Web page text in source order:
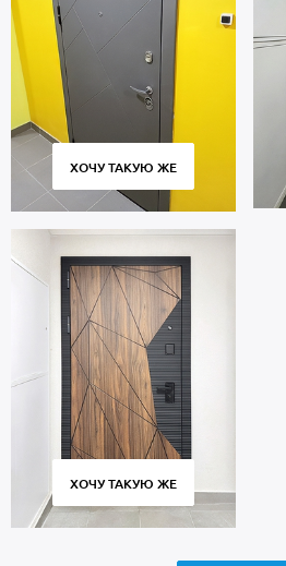
ХОЧУ ТАКУЮ ЖЕ
ХОЧУ ТАКУЮ ЖЕ